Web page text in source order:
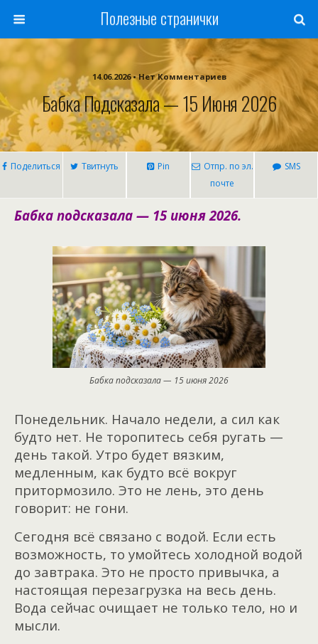
Полезные странички
14.06.2026 • Нет Комментариев
Бабка Подсказала — 15 Июня 2026
Поделиться Твитнуть Pin
Отпр. по эл.
почте
SMS
Бабка подсказала — 15 июня 2026.
Бабка подсказала — 15 июня 2026
Понедельник. Начало недели, а сил как
будто нет. Не торопитесь себя ругать —
день такой. Утро будет вязким,
медленным, как будто всё вокруг
притормозило. Это не лень, это день
говорит: не гони.
Сегодня всё связано с водой. Если есть
возможность, то умойтесь холодной водой
до завтрака. Это не просто привычка, а
настоящая перезагрузка на весь день.
Вода сейчас очищает не только тело, но и
мысли.